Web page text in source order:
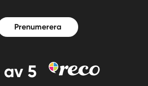
Prenumerera
av 5